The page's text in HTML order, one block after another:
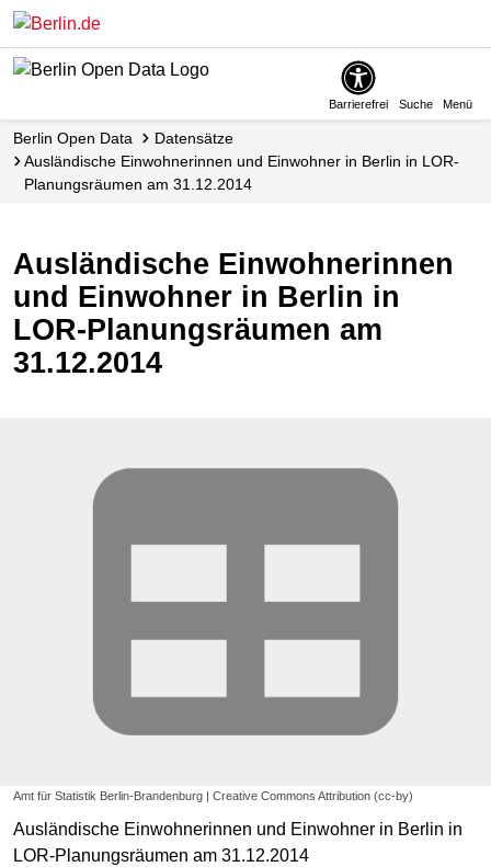
Skip
main
Barrierefrei Suche Menü
Berlin Open Data
Datensätze
Ausländische Einwohnerinnen und Einwohner in Berlin in LOR-
Planungsräumen am 31.12.2014
Ausländische Einwohnerinnen
und Einwohner in Berlin in
LOR-Planungsräumen am
31.12.2014
Amt für Statistik Berlin-Brandenburg | Creative Commons Attribution (cc-by)
Ausländische Einwohnerinnen und Einwohner in Berlin in
LOR-Planungsräumen am 31.12.2014